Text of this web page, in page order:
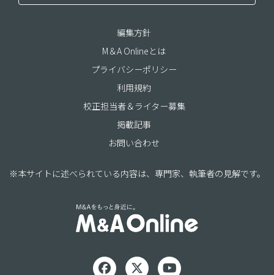
編集方針
M＆A Onlineとは
プライバシーポリシー
利用規約
校正担当者＆ライター募集
掲載記事
お問い合わせ
※本サイトに述べられている内容は、専門家、執筆者の見解です。